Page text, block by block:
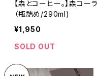
【森とコーヒー。】森コーラ
（瓶詰め/290ml)
¥1,950
SOLD OUT